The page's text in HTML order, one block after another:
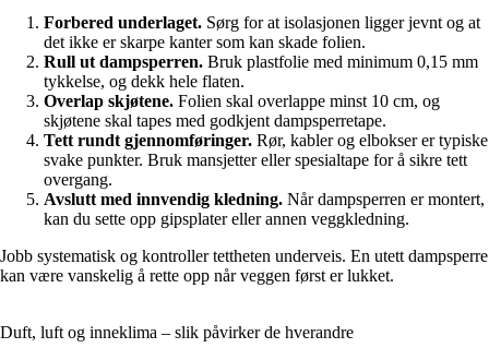
Forbered underlaget. Sørg for at isolasjonen ligger jevnt og at
det ikke er skarpe kanter som kan skade folien.
Rull ut dampsperren. Bruk plastfolie med minimum 0,15 mm
tykkelse, og dekk hele flaten.
Overlap skjøtene. Folien skal overlappe minst 10 cm, og
skjøtene skal tapes med godkjent dampsperretape.
Tett rundt gjennomføringer. Rør, kabler og elbokser er typiske
svake punkter. Bruk mansjetter eller spesialtape for å sikre tett
overgang.
Avslutt med innvendig kledning. Når dampsperren er montert,
kan du sette opp gipsplater eller annen veggkledning.
Jobb systematisk og kontroller tettheten underveis. En utett dampsperre
kan være vanskelig å rette opp når veggen først er lukket.
Duft, luft og inneklima – slik påvirker de hverandre